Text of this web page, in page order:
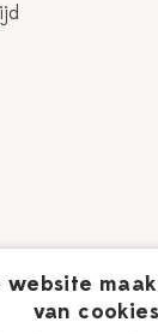
Delfts
website
van